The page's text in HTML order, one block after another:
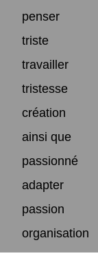
penser
triste
travailler
tristesse
création
ainsi que
passionné
adapter
passion
organisation